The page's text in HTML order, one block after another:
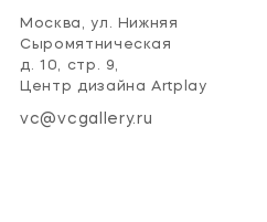
Москва, ул. Нижняя
Сыромятническая
д. 10, стр. 9,
Центр дизайна Artplay
vc@vcgallery.ru